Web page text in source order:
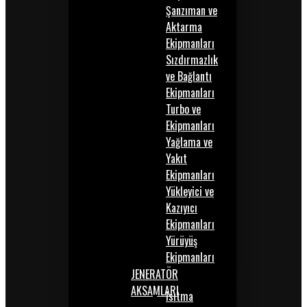
Şanzıman ve
Aktarma
Ekipmanları
Sızdırmazlık
ve Bağlantı
Ekipmanları
Turbo ve
Ekipmanları
Yağlama ve
Yakıt
Ekipmanları
Yükleyici ve
Kazıyıcı
Ekipmanları
Yürüyüş
Ekipmanları
JENERATÖR
AKSAMLARIIsıtma